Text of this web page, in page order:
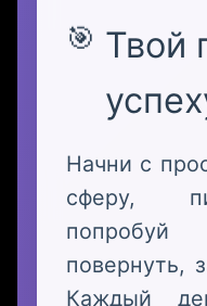
Твой
Начни с
сферу,
повернуть,
Каждый